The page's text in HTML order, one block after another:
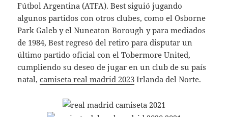
Fútbol Argentina (ATFA). Best siguió jugando
algunos partidos con otros clubes, como el Osborne
Park Galeb y el Nuneaton Borough y para mediados
de 1984, Best regresó del retiro para disputar un
último partido oficial con el Tobermore United,
cumpliendo su deseo de jugar en un club de su país
natal,camiseta real madrid 2023 Irlanda del Norte.